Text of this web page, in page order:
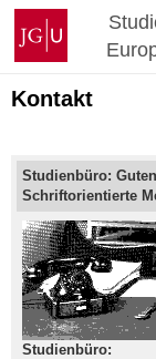
Zum
Inhalt
springen
Johannes
Gutenberg-
Universität
Mainz
Kontakt
Studienbüro:
Schriftorientierte
Studienbüro: